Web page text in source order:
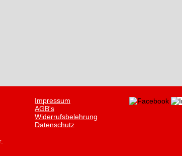
Impressum
AGB's
Widerrufsbelehrung
Datenschutz